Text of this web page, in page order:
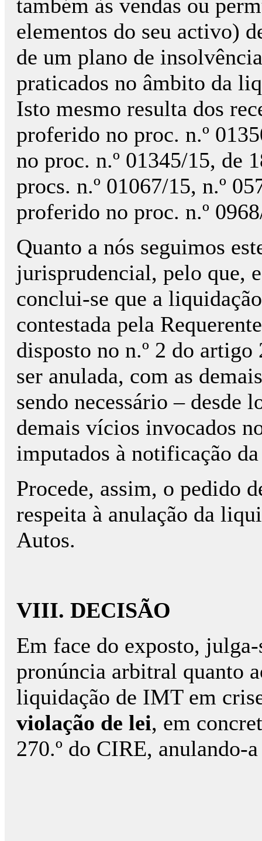
também às vendas ou
elementos do seu activo)
de um plano de
praticados no âmbito da
Isto mesmo resulta dos
proferido no proc. n.º
no proc. n.º 01345/15, de
procs. n.º 01067/15, n.º
proferido no proc. n.º
Quanto a nós seguimos
jurisprudencial, pelo que,
conclui-se que a
contestada pela
disposto no n.º 2 do
ser anulada, com as
sendo necessário – desde
demais vícios invocados
imputados à notificação
Procede, assim, o pedido
respeita à anulação da
Autos.
VIII. DECISÃO
Em face do exposto,
pronúncia arbitral quanto
liquidação de IMT em
violação de lei, em
270.º do CIRE, anulando-